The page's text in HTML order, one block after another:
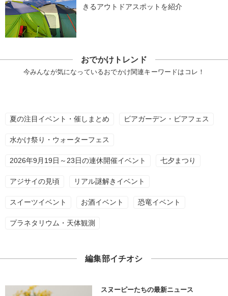
きるアウトドアスポットを紹介
おでかけトレンド
今みんなが気になっているおでかけ関連キーワードはコレ！
夏の注目イベント・催しまとめ ビアガーデン・ビアフェス
水かけ祭り・ウォーターフェス
2026年9月19日～23日の連休開催イベント 七夕まつり
アジサイの見頃 リアル謎解きイベント
スイーツイベント お酒イベント 恐竜イベント
プラネタリウム・天体観測
編集部イチオシ
スヌーピーたちの最新ニュース